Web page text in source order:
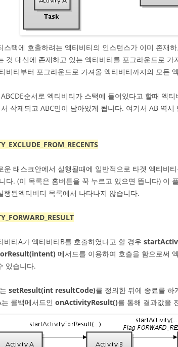
스택에 호출하려는 엑티비티의 인스턴스가 이미 존재
것 대신에 존재하고 있는 엑티비티를 포그라운드로 가
비티부터 포그라운드로 가져올 엑티비티까지의 모든
순서로 엑티비티가 스택에 들어있다고 할때 엑
삭제되고 ABC만이 남아있게 됩니다. 여기서 AB 역
운 태스크안에서 실행될때에 일반적으로 타겟 엑티비
다. (이 목록은 홈버튼을 꾹 누르고 있으면 뜹니다) 이
행된엑티비티 목록에서 나타나지 않습니다.
비티A가 엑티비티B를 호출하였다고 할 경우
메서드를 이용하여 호출을 함으로써
있습니다.
setResult(int resultCode)를 정의한 뒤에 종료를 하
콜백메서드인 onActivityResult()를 통해 결과값을